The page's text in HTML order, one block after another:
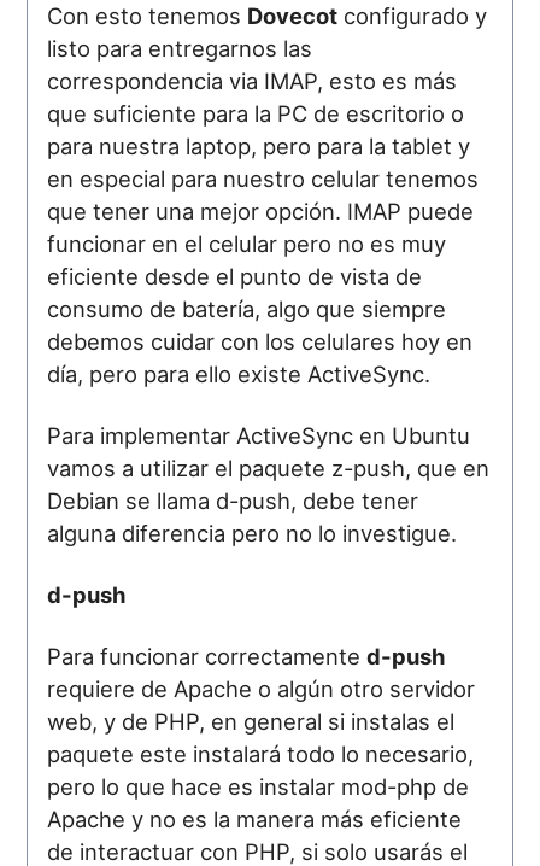
Con esto tenemos Dovecot configurado y
listo para entregarnos las
correspondencia via IMAP, esto es más
que suficiente para la PC de escritorio o
para nuestra laptop, pero para la tablet y
en especial para nuestro celular tenemos
que tener una mejor opción. IMAP puede
funcionar en el celular pero no es muy
eficiente desde el punto de vista de
consumo de batería, algo que siempre
debemos cuidar con los celulares hoy en
día, pero para ello existe ActiveSync.
Para implementar ActiveSync en Ubuntu
vamos a utilizar el paquete z-push, que en
Debian se llama d-push, debe tener
alguna diferencia pero no lo investigue.
d-push
Para funcionar correctamented-push
requiere de Apache o algún otro servidor
web, y de PHP, en general si instalas el
paquete este instalará todo lo necesario,
pero lo que hace es instalar mod-php de
Apache y no es la manera más eficiente
de interactuar con PHP, si solo usarás el